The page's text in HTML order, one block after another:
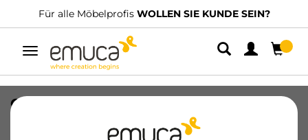
Für alle Möbelprofis WOLLEN SIE KUNDE SEIN?
Umschaltbare
Navigation
Organizer-Würfel-10er Cube Kit für
Schublade, Kunststoff, Transparent